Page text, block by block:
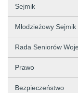
Sejmik
Młodzieżowy Sejmik
Rada Seniorów
Prawo
Bezpieczeństwo